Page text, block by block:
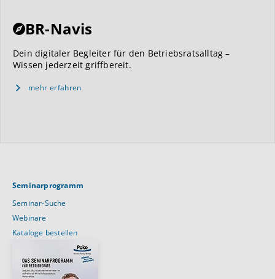
BR-Navis
Dein digitaler Begleiter für den Betriebsratsalltag –
Wissen jederzeit griffbereit.
mehr erfahren
Seminarprogramm
Seminar-Suche
Webinare
Kataloge bestellen